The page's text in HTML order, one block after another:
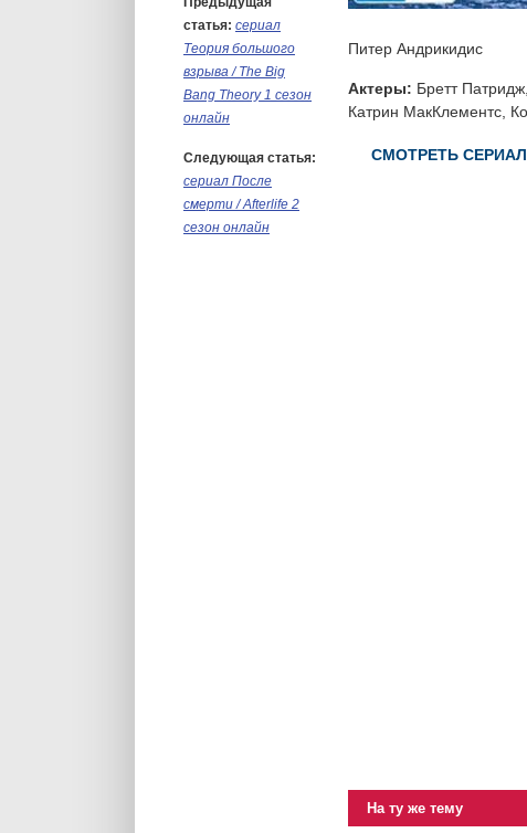
статья: сериал
Теория большого
взрыва / The Big
Bang Theory 1 сезон
онлайн
Следующая статья:
сериал После
смерти / Afterlife 2
сезон онлайн
Питер Андрикидис
Актеры: Бретт
Катрин МакКлементс,
СМОТРЕТЬ
На ту же тему